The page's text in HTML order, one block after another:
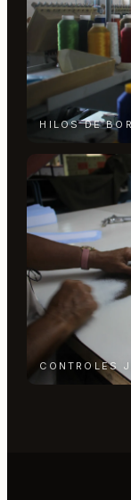
HILOS DE
CONTROLES